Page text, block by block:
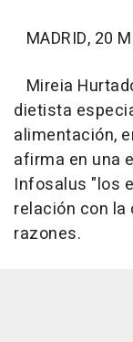
MADRID, 20
Mireia
dietista
alimentación,
afirma en una
Infosalus "los
relación con la
razones.